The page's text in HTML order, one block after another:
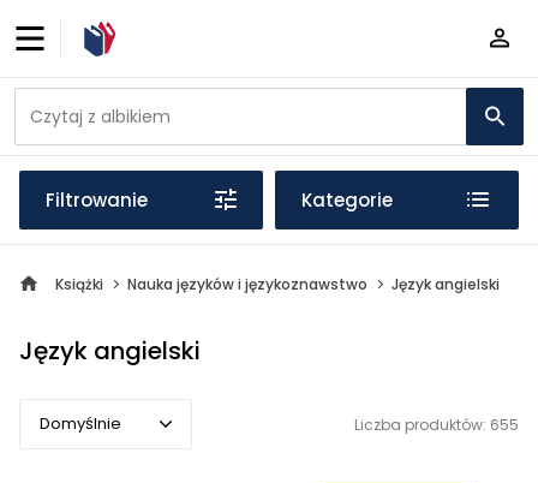
Filtrowanie Kategorie
Książki Nauka języków i językoznawstwo Język angielski
Język angielski
Domyślnie Liczba produktów: 655